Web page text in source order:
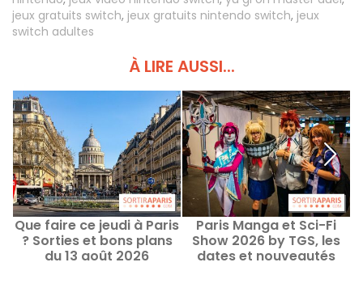
jeux gratuits switch, jeux gratuits nintendo switch, jeux
switch adultes
À LIRE AUSSI...
Que faire ce jeudi à Paris
? Sorties et bons plans
du 13 août 2026
Paris Manga et Sci-Fi
Show 2026 by TGS, les
dates et nouveautés